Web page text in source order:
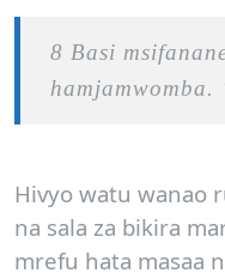
8 Basi
hamjamwomba.
Hivyo watu wanao
na sala za bikira
mrefu hata masaa